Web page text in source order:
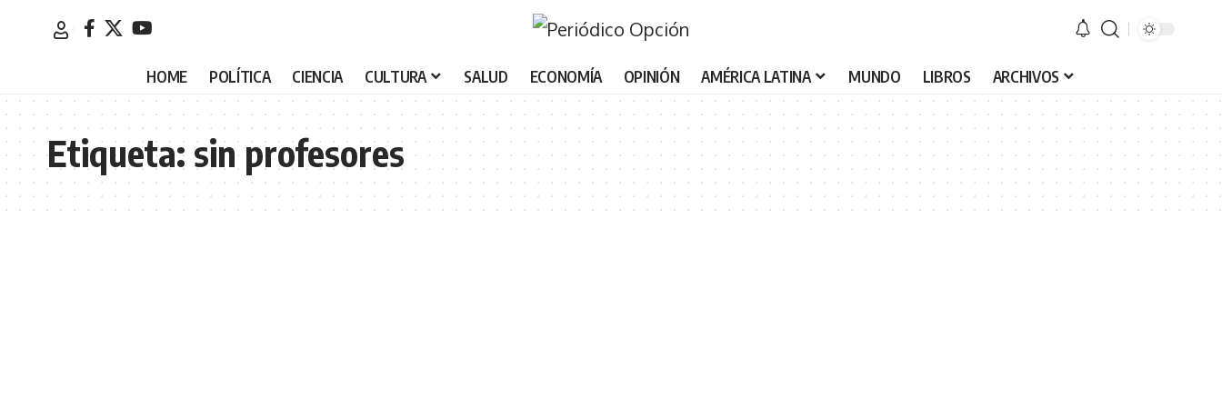
HOME POLÍTICA CIENCIA CULTURA SALUD ECONOMÍA OPINIÓN AMÉRICA LATINA MUNDO LIBROS ARCHIVOS
Etiqueta: sin profesores